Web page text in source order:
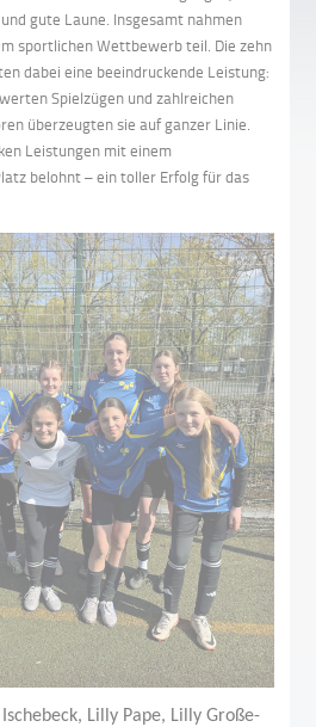
gute Laune. Insgesamt nahmen
sportlichen Wettbewerb teil. Die zehn
dabei eine beeindruckende Leistung:
Spielzügen und zahlreichen
überzeugten sie auf ganzer Linie.
Leistungen mit einem
belohnt – ein toller Erfolg für das
Lilly Pape, Lilly Große-